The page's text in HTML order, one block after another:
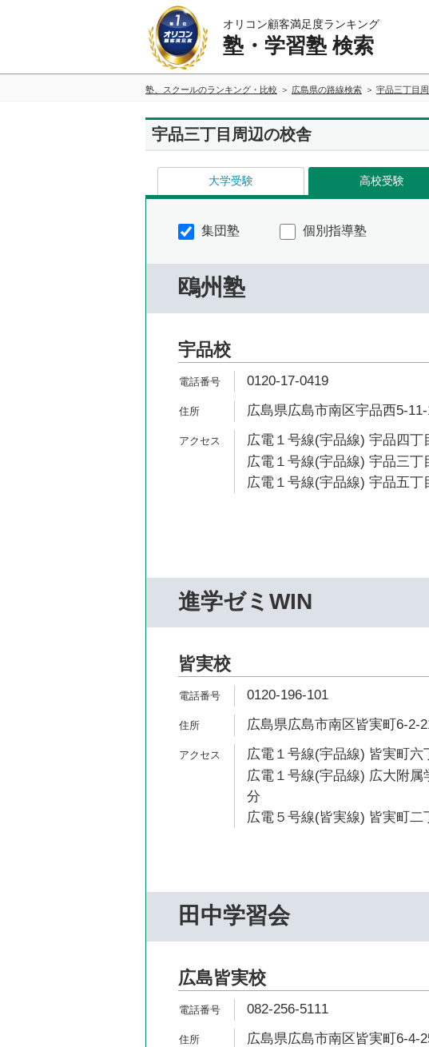
オリコン顧客満足度ランキング
塾・学習塾 検索
塾、スクールのランキング・比較 広島県の路線検索 宇品三丁目
宇品三丁目周辺の校舎
大学受験 高校受験
集団塾 個別指導塾
鴎州塾
宇品校
0120-17-0419
広島県広島市南区宇品西5-
広電１号線(宇品線) 宇品四丁
広電１号線(宇品線) 宇品三丁
広電１号線(宇品線) 宇品五丁
進学ゼミWIN
皆実校
0120-196-101
広島県広島市南区皆実町6-2-
広電１号線(宇品線) 皆実町六
広電１号線(宇品線) 広大附属
分
広電５号線(皆実線) 皆実町二
田中学習会
広島皆実校
082-256-5111
広島県広島市南区皆実町6-4-